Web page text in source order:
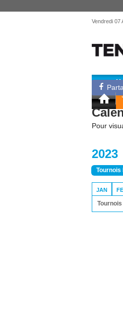
Vendredi 07
Pour
2023
Tournois
JAN
Tournois